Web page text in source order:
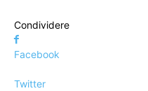
Condividere
Facebook
Twitter